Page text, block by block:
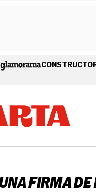
FIRMA